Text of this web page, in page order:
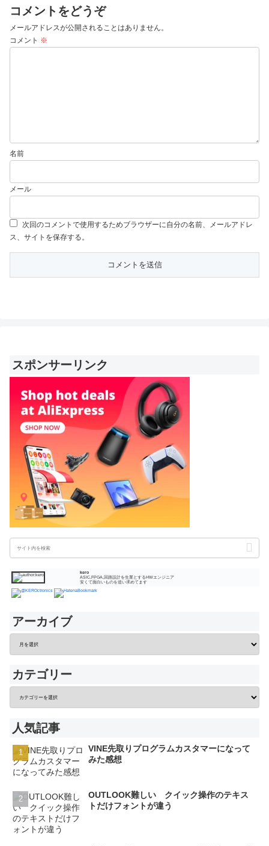
コメントをどうぞ
メールアドレスが公開されることはありません。
コメント ※
名前
メール
次回のコメントで使用するためブラウザーに自分の名前、メールアドレ
ス、サイトを保存する。
スポンサーリンク
kero
ASIC,FPGA,回路設計を生業とするHWエンジニア
安くて面白いものを追い求めてます
アーカイブ
カテゴリー
人気記事
VINE先取りプログラムカスタマーになって
みた感想
OUTLOOK難しい クイック操作のテキス
トだけフォントが違う